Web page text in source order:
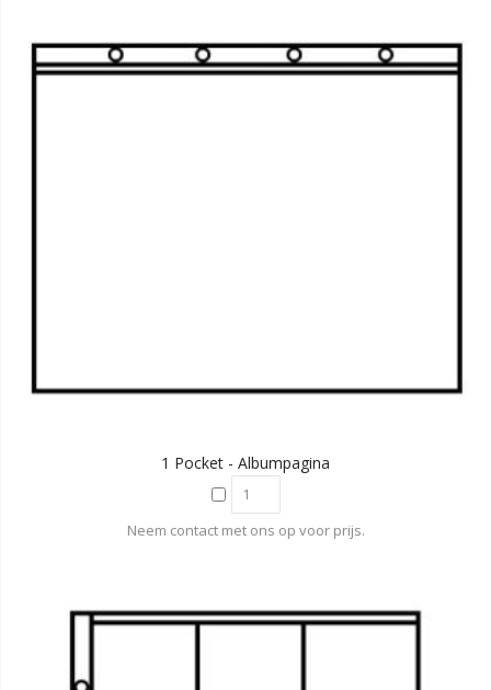
1 Pocket - Albumpagina
Neem contact met ons op voor prijs.